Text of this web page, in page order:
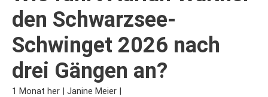
den Schwarzsee-
Schwinget 2026 nach
drei Gängen an?
1 Monat her | Janine Meier |